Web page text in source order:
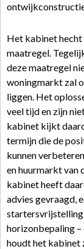
Het kabinet hecht
maatregel.
deze maatregel
woningmarkt zal
liggen. Het
veel tijd en zijn
kabinet kijkt
termijn die de
kunnen
en huurmarkt van
kabinet heeft
advies gevraagd,
startersvrijstelling
horizonbepaling
houdt het kabinet